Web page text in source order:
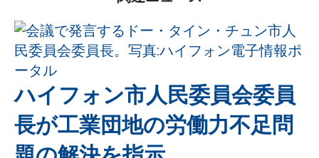
ハイフォン市人民委員会委員
長が工業団地の労働力不足問